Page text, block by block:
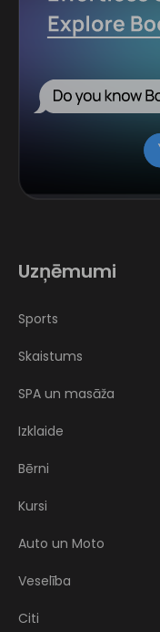
Uzņēmumi
Sports
Skaistums
SPA un masāža
Izklaide
Bērni
Kursi
Auto un Moto
Veselība
Citi